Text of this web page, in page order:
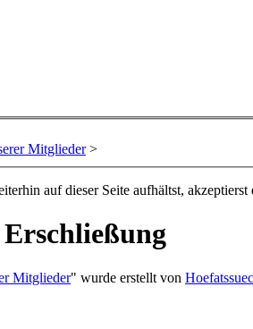
Mitglieder >
auf dieser Seite aufhältst,
Mitglieder" wurde erstellt von